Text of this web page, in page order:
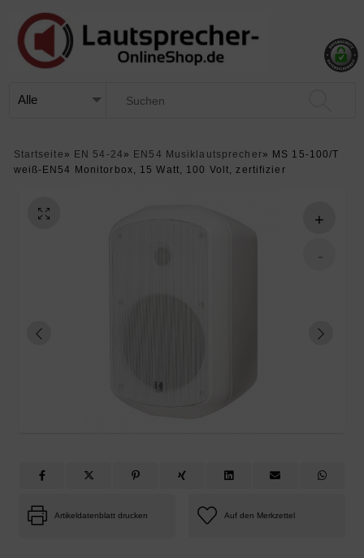
Startseite » EN 54-24 » EN54 Musiklautsprecher»
MS 15-100/T
weiß-EN54 Monitorbox, 15 Watt, 100 Volt, zertifizier
Artikeldatenblatt drucken